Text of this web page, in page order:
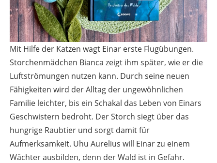
Mit Hilfe der Katzen wagt Einar erste Flugübungen.
Storchenmädchen Bianca zeigt ihm später, wie er die
Luftströmungen nutzen kann. Durch seine neuen
Fähigkeiten wird der Alltag der ungewöhnlichen
Familie leichter, bis ein Schakal das Leben von Einars
Geschwistern bedroht. Der Storch siegt über das
hungrige Raubtier und sorgt damit für
Aufmerksamkeit. Uhu Aurelius will Einar zu einem
Wächter ausbilden, denn der Wald ist in Gefahr.